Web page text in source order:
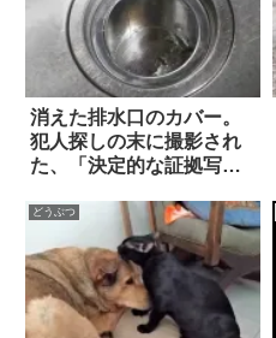
消えた排水口のカバー。
犯人探しの末に撮影され
た、「決定的な証拠写
どうぶつ